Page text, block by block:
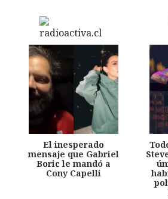
El inesperado
mensaje que Gabriel
Boric le mandó a
Cony Capelli